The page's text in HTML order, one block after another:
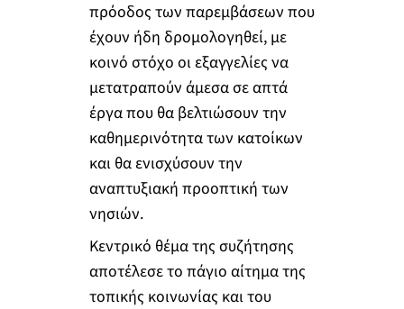
πρόοδος των παρεμβάσεων που
έχουν ήδη δρομολογηθεί, με
κοινό στόχο οι εξαγγελίες να
μετατραπούν άμεσα σε απτά
έργα που θα βελτιώσουν την
καθημερινότητα των κατοίκων
και θα ενισχύσουν την
αναπτυξιακή προοπτική των
νησιών.
Κεντρικό θέμα της συζήτησης
αποτέλεσε το πάγιο αίτημα της
τοπικής κοινωνίας και του